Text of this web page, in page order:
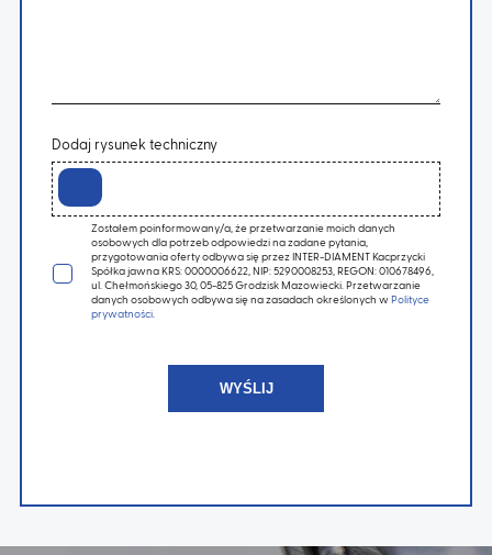
Dodaj rysunek techniczny
Zostałem poinformowany/a, że przetwarzanie moich danych
osobowych dla potrzeb odpowiedzi na zadane pytania,
przygotowania oferty odbywa się przez INTER-DIAMENT Kacprzycki
Spółka jawna KRS: 0000006622, NIP: 5290008253, REGON: 010678496,
ul. Chełmońskiego 30, 05-825 Grodzisk Mazowiecki. Przetwarzanie
danych osobowych odbywa się na zasadach określonych w Polityce
prywatności.